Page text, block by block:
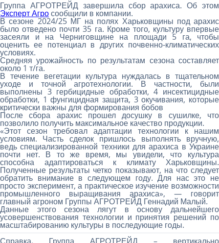
Группа АГРОТРЕЙД завершила сбор арахиса. Об этом
Эксперт Агросообщили в компании.
В сезоне 2024/25 МГ на полях Харьковщины под арахис
было отведено почти 35 га. Кроме того, культуру впервые
засеяли и на Черниговщине на площади 5 га, чтобы
оценить ее потенциал в других почвенно-климатических
условиях.
Средняя урожайность по результатам сезона составляет
около 1 т/га.
В течение вегетации культура нуждалась в тщательном
уходе и точной агротехнологии. В частности, были
выполнены 3 гербицидные обработки, 4 инсектицидные
обработки, 1 фунгицидная защита, 3 окучивания, которые
критически важны для формирования бобов
После сбора арахис прошел досушку в сушилке, что
позволило получить максимальное качество продукции.
«Этот сезон требовал адаптации технологии к нашим
условиям. Часть сделок пришлось выполнять вручную,
ведь специализированной техники для арахиса в Украине
почти нет. В то же время, мы увидели, что культура
способна адаптироваться к климату Харьковщины.
Полученные результаты четко показывают, на что следует
обратить внимание в следующем году. Для нас это не
просто эксперимент, а практическое изучение возможности
промышленного выращивания арахиса», — говорит
главный агроном Группы АГРОТРЕЙД Геннадий Малый.
Данные этого сезона лягут в основу дальнейшего
усовершенствования технологии и принятия решений по
масштабированию культуры в последующие годы.